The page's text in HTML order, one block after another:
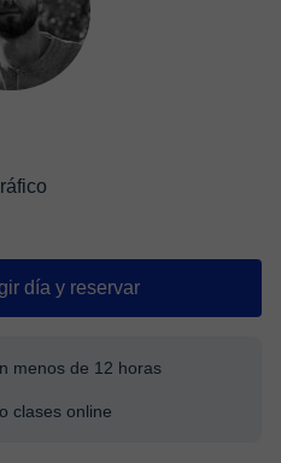
día y reservar
menos de 12 horas
clases online